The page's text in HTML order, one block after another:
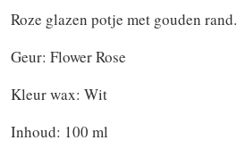
Roze glazen potje met gouden rand.
Geur: Flower Rose
Kleur wax: Wit
Inhoud: 100 ml